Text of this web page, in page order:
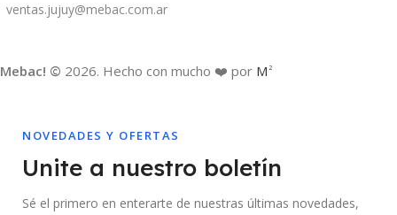
ventas.jujuy@mebac.com.ar
Mebac! © 2026. Hecho con mucho ❤️ por M 2
NOVEDADES Y OFERTAS
Unite a nuestro boletín
Sé el primero en enterarte de nuestras últimas novedades,